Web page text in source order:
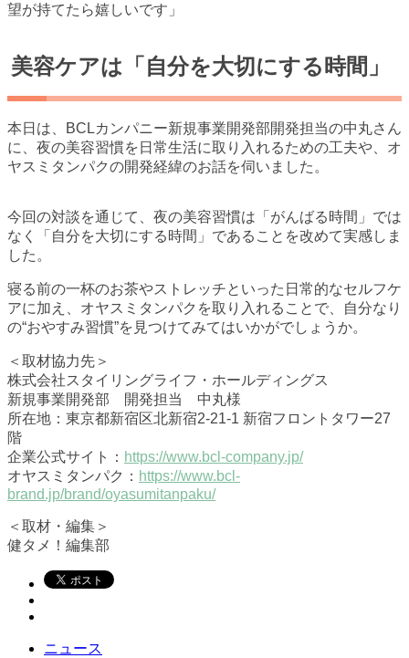
望が持てたら嬉しいです」
美容ケアは「自分を大切にする時間」
本日は、BCLカンパニー新規事業開発部開発担当の中丸さん
に、夜の美容習慣を日常生活に取り入れるための工夫や、オ
ヤスミタンパクの開発経緯のお話を伺いました。
今回の対談を通じて、夜の美容習慣は「がんばる時間」では
なく「自分を大切にする時間」であることを改めて実感しま
した。
寝る前の一杯のお茶やストレッチといった日常的なセルフケ
アに加え、オヤスミタンパクを取り入れることで、自分なり
の“おやすみ習慣”を見つけてみてはいかがでしょうか。
＜取材協力先＞
株式会社スタイリングライフ・ホールディングス
新規事業開発部 開発担当 中丸様
所在地：東京都新宿区北新宿2-21-1 新宿フロントタワー27
階
企業公式サイト： https://www.bcl-company.jp/
オヤスミタンパク： https://www.bcl-
brand.jp/brand/oyasumitanpaku/
＜取材・編集＞
健タメ！編集部
ニュース